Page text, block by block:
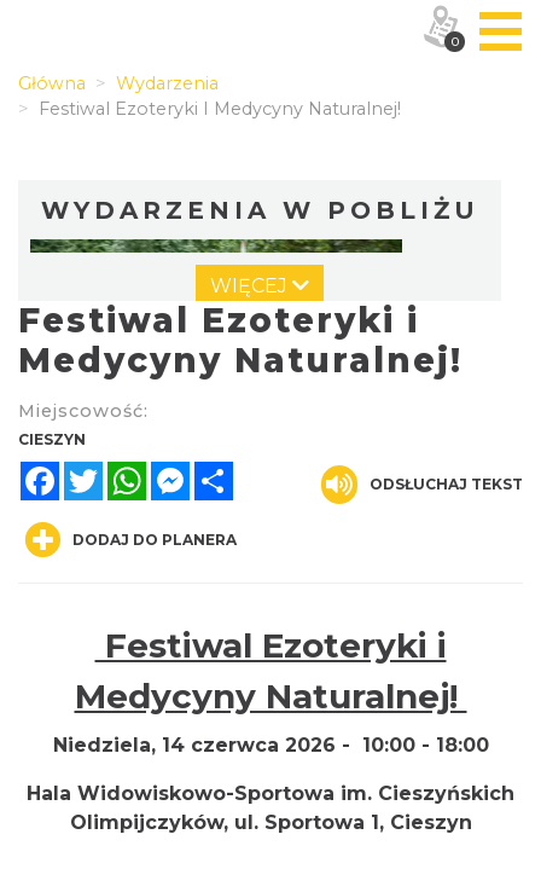
Główna
Wydarzenia
Festiwal Ezoteryki I Medycyny Naturalnej!
WYDARZENIA W POBLIŻU
Cross Bike Dzięgielów 2026
Dzięgielów
2026-09-05
2.58 km
Wieczór uwielbienia w jedności na
Mołczynie
2026-08-22
2.94 km
WIĘCEJ
Festiwal Ezoteryki i
Medycyny Naturalnej!
Miejscowość:
CIESZYN
FacebookTwitterWhatsAppMessenger
ODSŁUCHAJ TEKST
DODAJ DO PLANERA
Festiwal Ezoteryki i
Medycyny Naturalnej!
Niedziela, 14 czerwca 2026 - 10:00 - 18:00
Hala Widowiskowo-Sportowa im. Cieszyńskich
Olimpijczyków, ul. Sportowa 1, Cieszyn
0